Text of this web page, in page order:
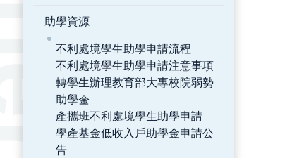
助學資源
不利處境學生助學申請流程
不利處境學生助學申請注意事項
轉學生辦理教育部大專校院弱勢
助學金
產攜班不利處境學生助學申請
學產基金低收入戶助學金申請公
告